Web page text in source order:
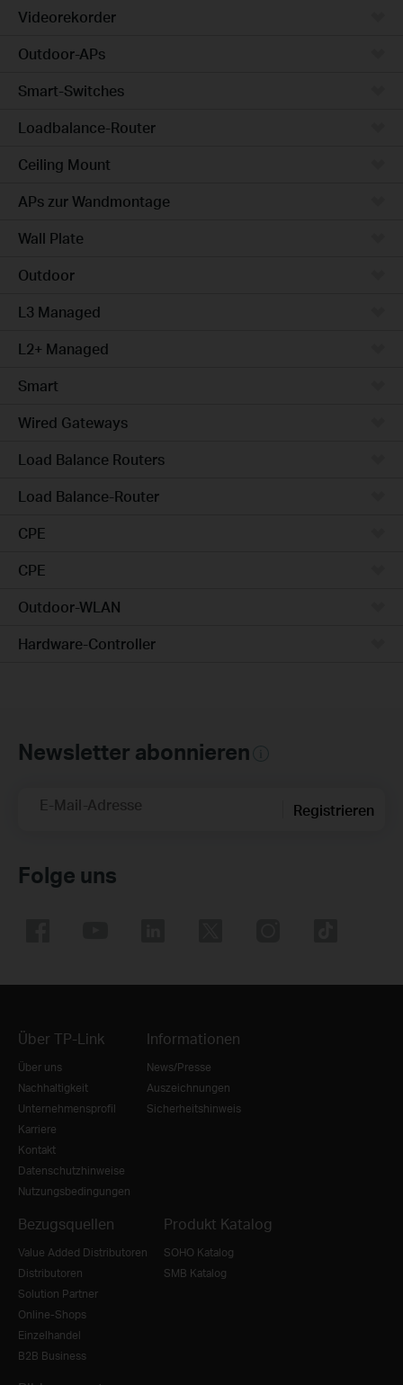
Videorekorder
Outdoor-APs
Smart-Switches
Loadbalance-Router
Ceiling Mount
APs zur Wandmontage
Wall Plate
Outdoor
L3 Managed
L2+ Managed
Smart
Wired Gateways
Load Balance Routers
Load Balance-Router
CPE
CPE
Outdoor-WLAN
Hardware-Controller
Newsletter abonnieren
E-Mail-Adresse Registrieren
Folge uns
Über TP-Link
Über uns
Nachhaltigkeit
Unternehmensprofil
Karriere
Kontakt
Datenschutzhinweise
Nutzungsbedingungen
Informationen
News/Presse
Auszeichnungen
Sicherheitshinweis
Bezugsquellen
Value Added Distributoren
Distributoren
Solution Partner
Online-Shops
Einzelhandel
B2B Business
Produkt Katalog
SOHO Katalog
SMB Katalog